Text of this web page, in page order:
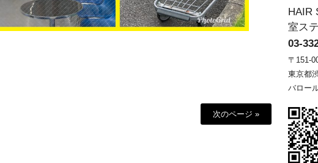
次のページ »
HAIR
室ス
03-
〒151-
東京都
バロー